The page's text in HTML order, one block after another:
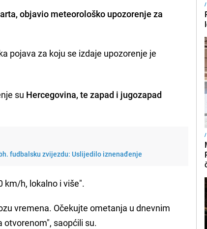
objavio meteorološko upozorenje za
pojava za koju se izdaje upozorenje je
su Hercegovina, te zapad i jugozapad
fudbalsku zvijezdu: Uslijedilo iznenađenje
km/h, lokalno i više".
vremena. Očekujte ometanja u dnevnim
otvorenom", saopćili su.
/
/